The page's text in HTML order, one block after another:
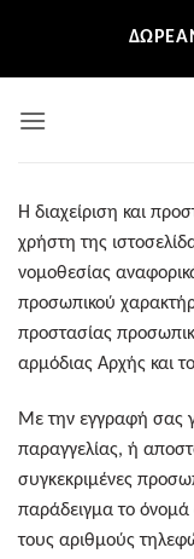
περιεχόμενο
Η διαχείριση και
χρήστη της
νομοθεσίας
προσωπικού
προστασίας
αρμόδιας Αρχής και
Με την εγγραφή σας
παραγγελίας, ή
συγκεκριμένες
παράδειγμα το
τους αριθμούς